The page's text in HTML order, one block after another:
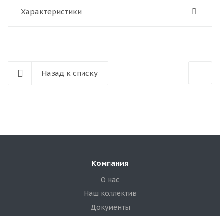
Характеристики
Назад к списку
Компания
О нас
Наш коллектив
Документы